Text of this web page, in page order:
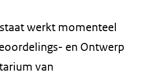
werkt momenteel
en Ontwerp
van